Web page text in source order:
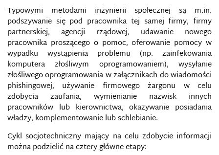
Typowymi metodami inżynierii społecznej są m.in.
podszywanie się pod pracownika tej samej firmy, firmy
partnerskiej, agencji rządowej, udawanie nowego
pracownika proszącego o pomoc, oferowanie pomocy w
wypadku wystąpienia problemu (np. zainfekowania
komputera złośliwym oprogramowaniem), wysyłanie
złośliwego oprogramowania w załącznikach do wiadomości
phishingowej, używanie firmowego żargonu w celu
zdobycia zaufania, wymienianie nazwisk innych
pracowników lub kierownictwa, okazywanie posiadania
władzy, komplementowanie lub schlebianie.
Cykl socjotechniczny mający na celu zdobycie informacji
można podzielić na cztery główne etapy:
DARK WEB
DARKNET
DEBUNK
DEEPFAKE
DEEP WEB/INVISIBLE WEB
DEMOKRACJA INFORMACYJNA